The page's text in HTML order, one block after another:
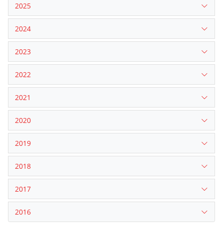
2025
2024
2023
2022
2021
2020
2019
2018
2017
2016